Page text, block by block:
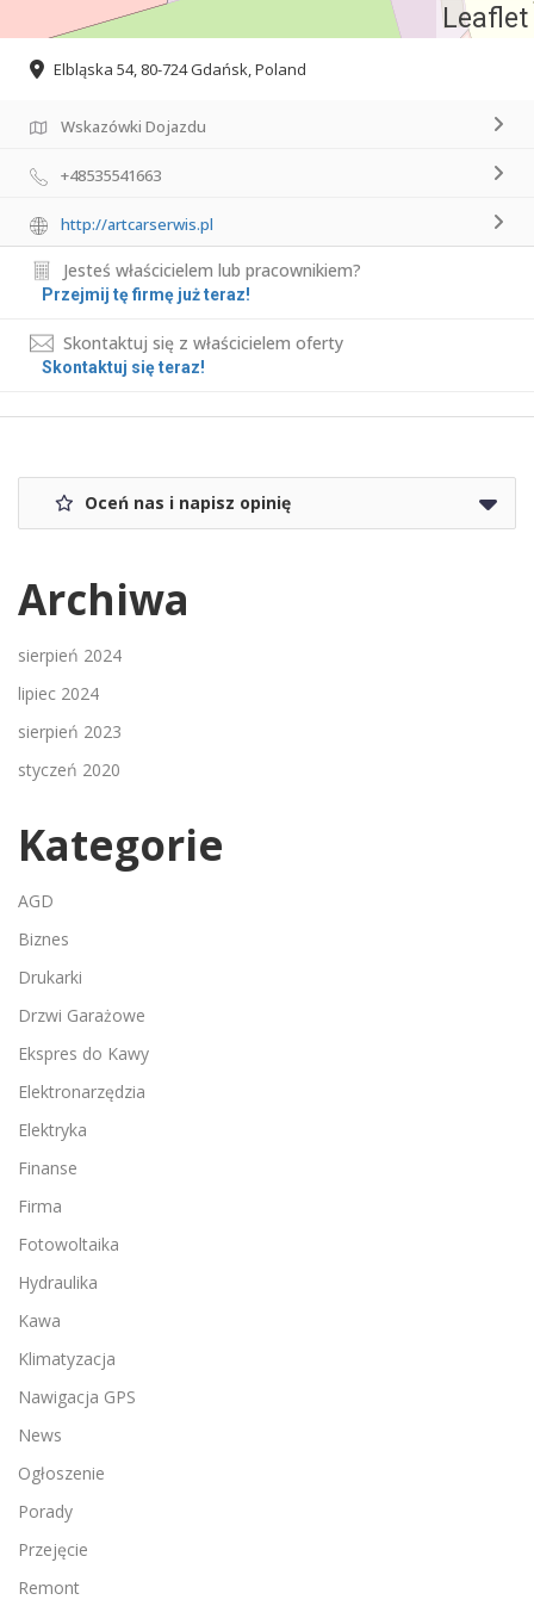
Leaflet
Elbląska 54, 80-724 Gdańsk, Poland
Wskazówki Dojazdu
+48535541663
http://artcarserwis.pl
Jesteś właścicielem lub pracownikiem?
Przejmij tę firmę już teraz!
Skontaktuj się z właścicielem oferty
Skontaktuj się teraz!
Oceń nas i napisz opinię
Archiwa
sierpień 2024
lipiec 2024
sierpień 2023
styczeń 2020
Kategorie
AGD
Biznes
Drukarki
Drzwi Garażowe
Ekspres do Kawy
Elektronarzędzia
Elektryka
Finanse
Firma
Fotowoltaika
Hydraulika
Kawa
Klimatyzacja
Nawigacja GPS
News
Ogłoszenie
Porady
Przejęcie
Remont